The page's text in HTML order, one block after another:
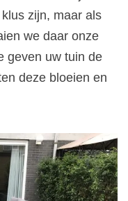
zijn, maar als
we daar onze
geven uw tuin de
deze bloeien en